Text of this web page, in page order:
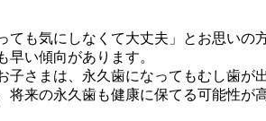
ても気にしなくて大丈夫」とお思い
早い傾向があります。
さまは、永久歯になってもむし歯が
来の永久歯も健康に保てる可能性が